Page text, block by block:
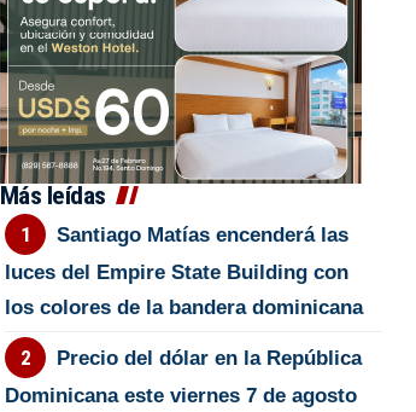
Más leídas
Santiago Matías encenderá las
luces del Empire State Building con
los colores de la bandera dominicana
Precio del dólar en la República
Dominicana este viernes 7 de agosto